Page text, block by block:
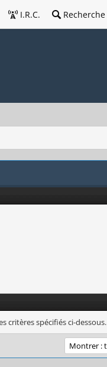
I.R.C. Recherche
critères spécifiés ci-dessous.